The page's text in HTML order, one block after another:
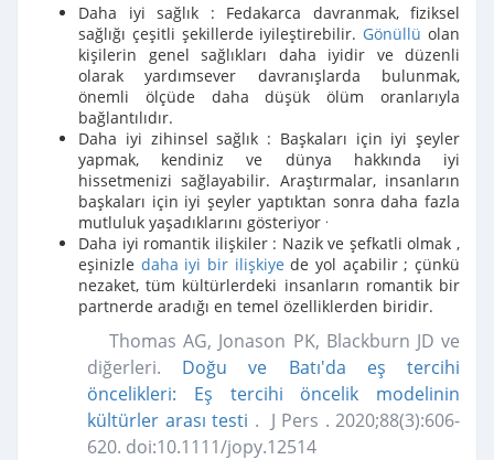
Daha iyi sağlık : Fedakarca davranmak, fiziksel
sağlığı çeşitli şekillerde iyileştirebilir. Gönüllü olan
kişilerin genel sağlıkları daha iyidir ve düzenli
olarak yardımsever davranışlarda bulunmak,
önemli ölçüde daha düşük ölüm oranlarıyla
bağlantılıdır.
Daha iyi zihinsel sağlık : Başkaları için iyi şeyler
yapmak, kendiniz ve dünya hakkında iyi
hissetmenizi sağlayabilir. Araştırmalar, insanların
başkaları için iyi şeyler yaptıktan sonra daha fazla
mutluluk yaşadıklarını gösteriyor .
Daha iyi romantik ilişkiler: Nazik ve şefkatli olmak ,
eşinizle daha iyi bir ilişkiye de yol açabilir ; çünkü
nezaket, tüm kültürlerdeki insanların romantik bir
partnerde aradığı en temel özelliklerden biridir.
Thomas AG, Jonason PK, Blackburn JD ve
diğerleri. Doğu ve Batı'da eş tercihi
öncelikleri: Eş tercihi öncelik modelinin
kültürler arası testi . J Pers . 2020;88(3):606-
620. doi:10.1111/jopy.12514